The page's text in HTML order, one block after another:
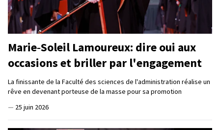
Marie‑Soleil Lamoureux: dire oui aux
occasions et briller par l'engagement
La finissante de la Faculté des sciences de l'administration réalise un
rêve en devenant porteuse de la masse pour sa promotion
— 25 juin 2026